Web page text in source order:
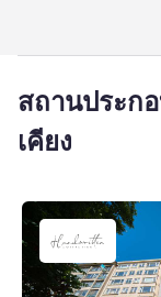
สถานประก
เคียง